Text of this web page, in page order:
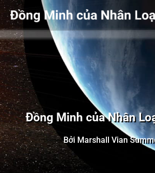
Đồng Minh của Nhân
Bởi Marshall Vian